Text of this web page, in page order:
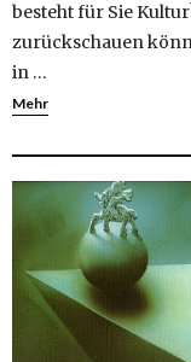
besteht für Sie
zurückschauen
in …
Mehr